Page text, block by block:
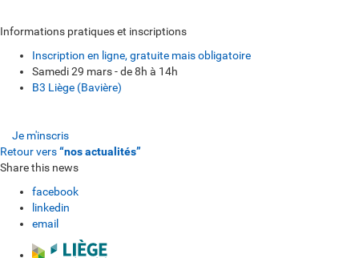
Informations pratiques et inscriptions
Inscription en ligne, gratuite mais obligatoire
Samedi 29 mars - de 8h à 14h
B3 Liège (Bavière)
Je m'inscris
Retour vers“nos actualités”
Share this news
facebook
linkedin
email